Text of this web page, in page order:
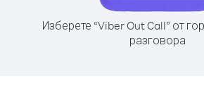
Изберете “Viber Out Call” от
разговора